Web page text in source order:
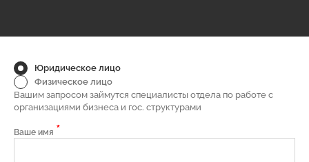
Юридическое лицо
Физическое лицо
Вашим запросом займутся специалисты отдела по работе с
организациями бизнеса и гос. структурами
Ваше имя *